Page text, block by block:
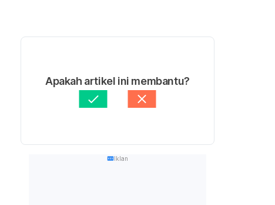
Apakah artikel ini membantu?
Iklan